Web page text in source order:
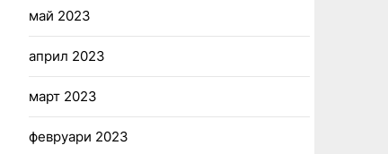
май 2023
април 2023
март 2023
февруари 2023